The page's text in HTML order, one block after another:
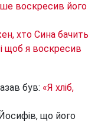
воскресив його
хто Сина бачить
щоб я воскресив
був: «Я хліб,
що його